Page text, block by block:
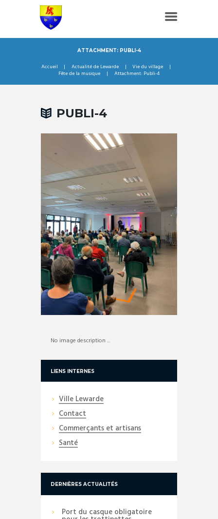
ATTACHMENT: PUBLI-4
Accueil Actualité de Lewarde
Vie du village
Fête de la musique
Attachment: Publi-4
PUBLI-4
No image description ...
LIENS INTERNES
Ville Lewarde
Contact
Commerçants et artisans
Santé
DERNIÈRES ACTUALITÉS
Port du casque obligatoire